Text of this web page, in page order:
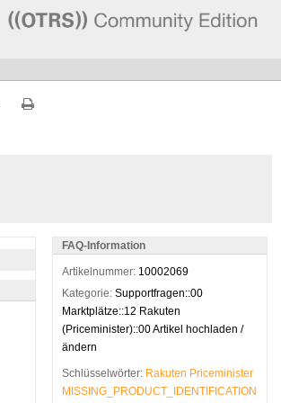
FAQ-Information
Artikelnummer: 10002069
Kategorie: Supportfragen::00
Marktplätze::12 Rakuten
(Priceminister)::00 Artikel hochladen /
ändern
Schlüsselwörter: Rakuten Priceminister
MISSING_PRODUCT_IDENTIFICATION